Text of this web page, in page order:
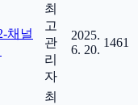
채널
최
고
관
리
자
2025.
6. 20.
1461
최